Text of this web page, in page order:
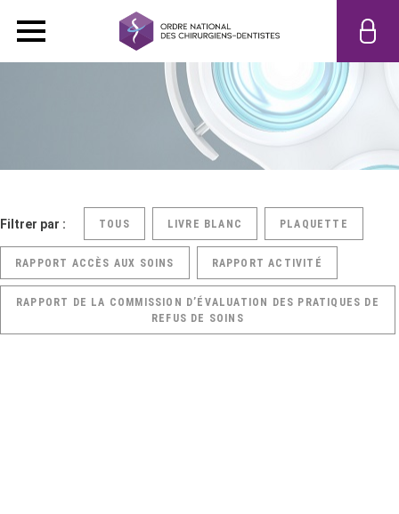
Filtrer par : TOUS LIVRE BLANC PLAQUETTE
RAPPORT ACCÈS AUX SOINS RAPPORT ACTIVITÉ
RAPPORT DE LA COMMISSION D’ÉVALUATION DES PRATIQUES DE
REFUS DE SOINS